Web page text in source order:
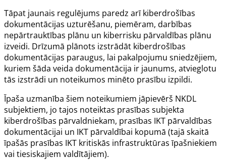
Tāpat jaunais regulējums paredz arī kiberdrošības
dokumentācijas uzturēšanu, piemēram, darbības
nepārtrauktības plānu un kiberrisku pārvaldības plānu
izveidi. Drīzumā plānots izstrādāt kiberdrošības
dokumentācijas paraugus, lai pakalpojumu sniedzējiem,
kuriem šāda veida dokumentācija ir jaunums, atvieglotu
tās izstrādi un noteikumos minēto prasību izpildi.
Īpaša uzmanība šiem noteikumiem jāpievērš NKDL
subjektiem, jo tajos noteiktas prasības subjekta
kiberdrošības pārvaldniekam, prasības IKT pārvaldības
dokumentācijai un IKT pārvaldībai kopumā (tajā skaitā
īpašās prasības IKT kritiskās infrastruktūras īpašniekiem
vai tiesiskajiem valdītājiem).